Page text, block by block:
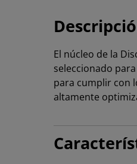
El núcleo de la
seleccionado
para cumplir con
altamente